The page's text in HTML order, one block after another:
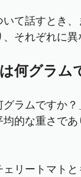
いて話すとき
それぞれに異
何グラム
グラムですか
的な重さで
リートマト